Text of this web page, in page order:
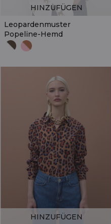
Leopardenmuster
Popeline-Hemd
HINZUFÜGEN
HINZUFÜGEN